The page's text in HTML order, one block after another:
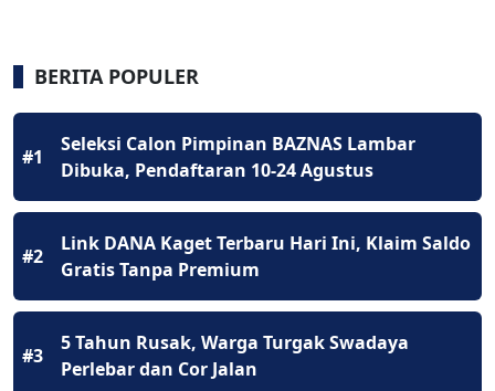
BERITA POPULER
#1
Seleksi Calon Pimpinan BAZNAS Lambar
Dibuka, Pendaftaran 10-24 Agustus
#2
Link DANA Kaget Terbaru Hari Ini, Klaim Saldo
Gratis Tanpa Premium
#3
5 Tahun Rusak, Warga Turgak Swadaya
Perlebar dan Cor Jalan